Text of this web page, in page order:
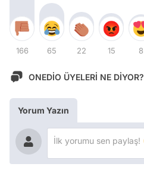
166 65 22 15 8
ONEDİO ÜYELERİ NE DİYOR?
Yorum Yazın